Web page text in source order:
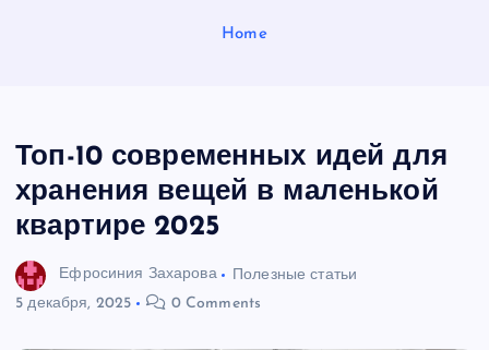
Home
Топ-10 современных идей для
хранения вещей в маленькой
квартире 2025
Ефросиния Захарова
Полезные статьи
5 декабря, 2025
0 Comments